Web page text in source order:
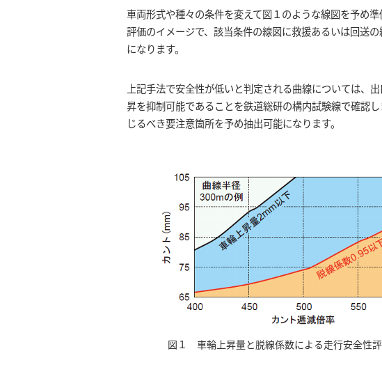
車両形式や種々の条件を変えて図１のような線図を予め
評価のイメージで、該当条件の線図に救援あるいは回送
になります。
上記手法で安全性が低いと判定される曲線については、
昇を抑制可能であることを鉄道総研の構内試験線で確認
じるべき要注意箇所を予め抽出可能になります。
図１ 車輪上昇量と脱線係数による走行安全性